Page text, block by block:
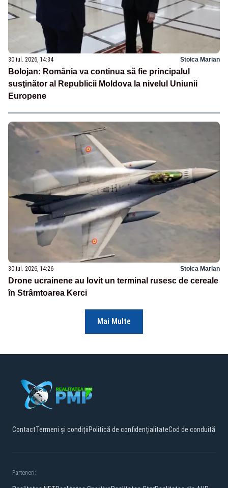
30 iul. 2026, 14:34 Stoica Marian
Bolojan: România va continua să fie principalul
susţinător al Republicii Moldova la nivelul Uniunii
Europene
30 iul. 2026, 14:26 Stoica Marian
Drone ucrainene au lovit un terminal rusesc de cereale
în Strâmtoarea Kerci
Mai Multe
ContactTermeni și condițiiPolitică de confidențialitateCod de conduită
Parteneri: